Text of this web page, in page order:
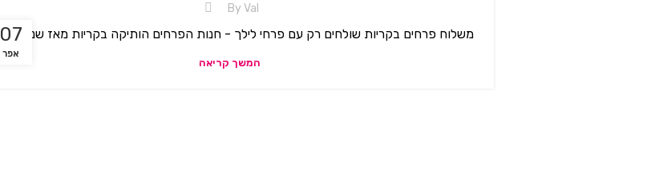
07
אפר
By Val
משלוח פרחים בקריות שולחים רק עם פרחי לילך - חנות הפרחים הותיקה בקריות מאז שנת 1968.
המשך קריאה